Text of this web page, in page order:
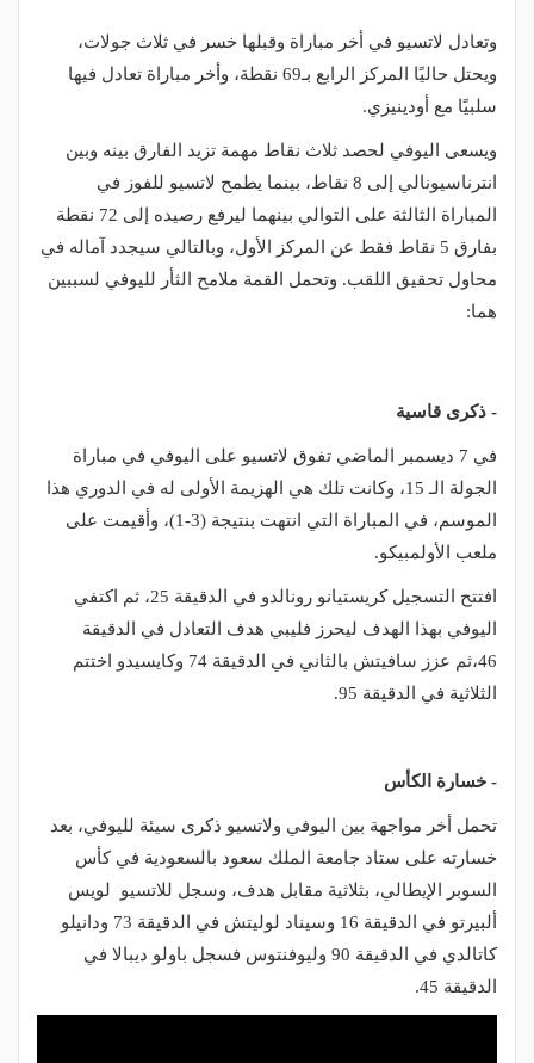
وتعادل لاتسيو في أخر مباراة وقبلها خسر في ثلاث جولات،
ويحتل حاليًا المركز الرابع بـ69 نقطة، وأخر مباراة تعادل فيها
سلبيًا مع أودينيزي.
ويسعى اليوفي لحصد ثلاث نقاط مهمة تزيد الفارق بينه وبين
انترناسيونالي إلى 8 نقاط، بينما يطمح لاتسيو للفوز في
المباراة الثالثة على التوالي بينهما ليرفع رصيده إلى 72 نقطة
بفارق 5 نقاط فقط عن المركز الأول، وبالتالي سيجدد آماله في
محاول تحقيق اللقب. وتحمل القمة ملامح الثأر لليوفي لسببين
هما:
- ذكرى قاسية
في 7 ديسمبر الماضي تفوق لاتسيو على اليوفي في مباراة
الجولة الـ 15، وكانت تلك هي الهزيمة الأولى له في الدوري هذا
الموسم، في المباراة التي انتهت بنتيجة (3-1)، وأقيمت على
ملعب الأولمبيكو.
افتتح التسجيل كريستيانو رونالدو في الدقيقة 25، ثم اكتفي
اليوفي بهذا الهدف ليحرز فليبي هدف التعادل في الدقيقة
46،ثم عزز سافيتش بالثاني في الدقيقة 74 وكايسيدو اختتم
الثلاثية في الدقيقة 95.
- خسارة الكأس
تحمل أخر مواجهة بين اليوفي ولاتسيو ذكرى سيئة لليوفي، بعد
خسارته على ستاد جامعة الملك سعود بالسعودية في كأس
السوبر الإيطالي، بثلاثية مقابل هدف، وسجل للاتسيو لويس
ألبيرتو في الدقيقة 16 وسيناد لوليتش في الدقيقة 73 ودانيلو
كاتالدي في الدقيقة 90 وليوفنتوس فسجل باولو ديبالا في
الدقيقة 45.